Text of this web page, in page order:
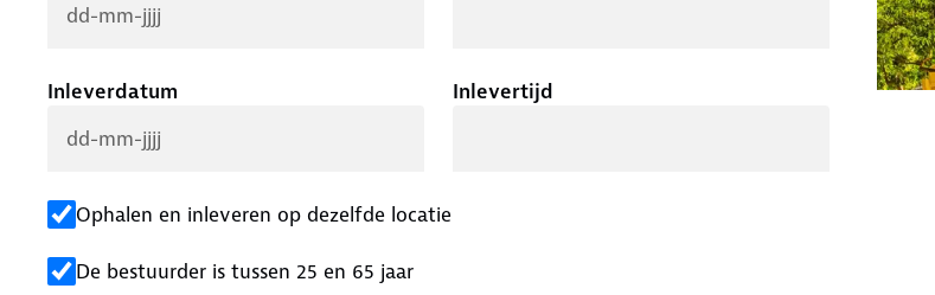
Inleverdatum Inlevertijd
Ophalen en inleveren op dezelfde locatie
De bestuurder is tussen 25 en 65 jaar